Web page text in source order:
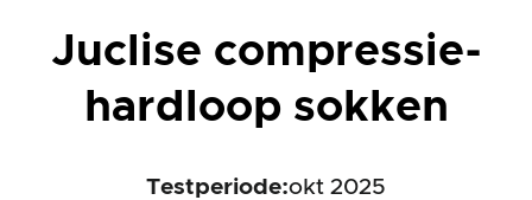
Juclise compressie-
hardloop sokken
Testperiode:okt 2025